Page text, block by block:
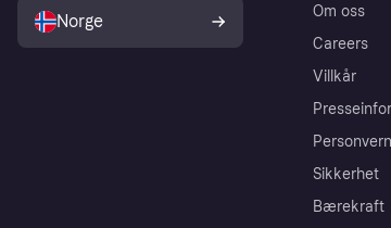
Om oss
Careers
Villkår
Personvern
Sikkerhet
Bærekraft
Norge